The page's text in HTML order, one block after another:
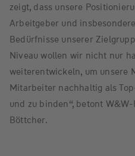
zeigt, dass unsere
Arbeitgeber und
Bedürfnisse unserer
Niveau wollen wir nicht nur
weiterentwickeln, um unsere
Mitarbeiter nachhaltig als
und zu binden“, betont
Böttcher.